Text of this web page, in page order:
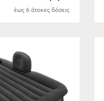
έως 6 άτοκες δόσεις